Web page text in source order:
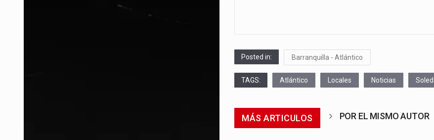
Posted in: Barranquilla - Atlántico
TAGS: Atlántico Locales Noticias
MÁS ARTICULOS POR EL MISMO AUTOR